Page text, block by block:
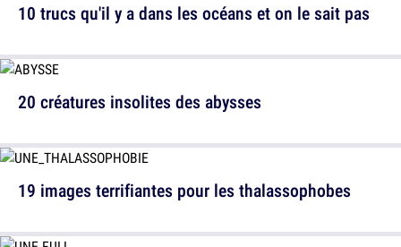
10 trucs qu'il y a dans les océans et on le sait pas
19 images terrifiantes pour les thalassophobes
20 créatures insolites des abysses